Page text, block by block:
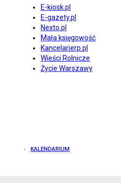
E-kiosk.pl
E-gazety.pl
Nexto.pl
Mała księgowość
Kancelarierp.pl
Wieści Rolnicze
Życie Warszawy
KALENDARIUM